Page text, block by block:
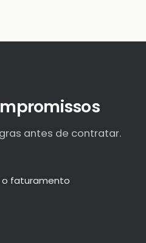
antes de contratar.
o faturamento